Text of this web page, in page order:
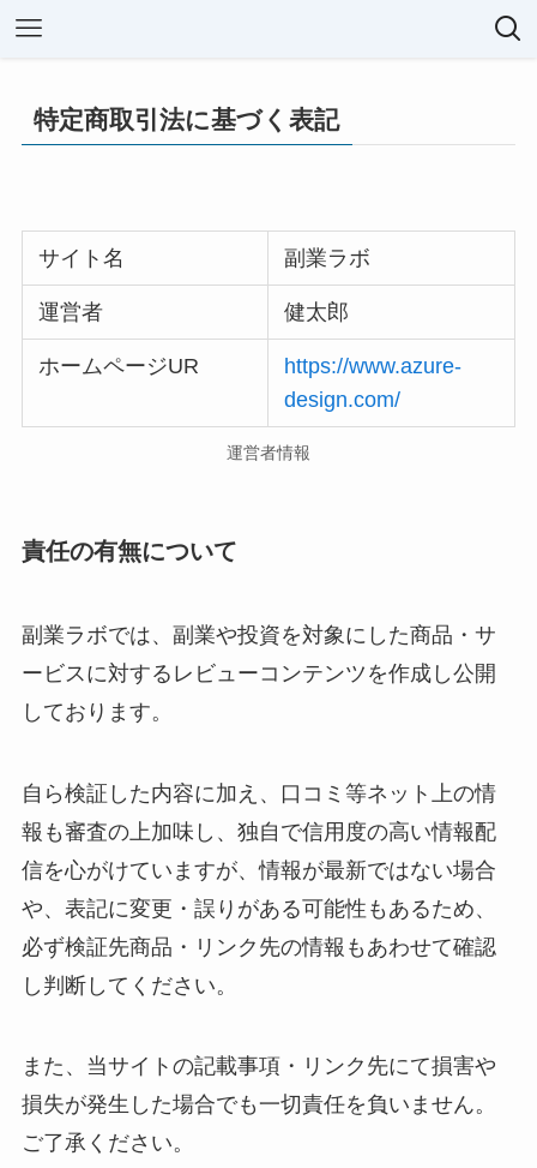
特定商取引法に基づく表記
サイト名 副業ラボ
運営者 健太郎
ホームページUR
https://www.azure-
design.com/
運営者情報
責任の有無について
副業ラボでは、副業や投資を対象にした商品・サ
ービスに対するレビューコンテンツを作成し公開
しております。
自ら検証した内容に加え、口コミ等ネット上の情
報も審査の上加味し、独自で信用度の高い情報配
信を心がけていますが、情報が最新ではない場合
や、表記に変更・誤りがある可能性もあるため、
必ず検証先商品・リンク先の情報もあわせて確認
し判断してください。
また、当サイトの記載事項・リンク先にて損害や
損失が発生した場合でも一切責任を負いません。
ご了承ください。